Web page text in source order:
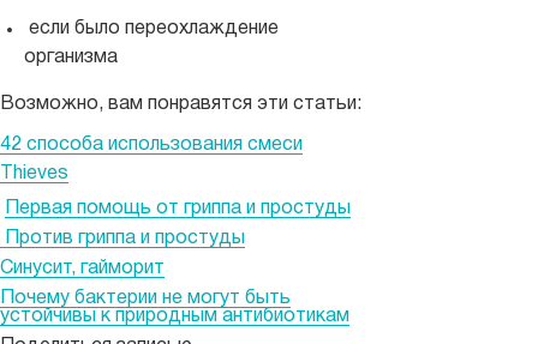
если было переохлаждение
организма
Возможно, вам понравятся эти статьи:
42 способа использования смеси
Thieves
Первая помощь от гриппа и простуды
Против гриппа и простуды
Синусит, гайморит
Почему бактерии не могут быть
устойчивы к природным антибиотикам